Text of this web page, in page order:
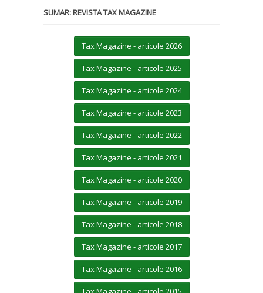
SUMAR: REVISTA TAX MAGAZINE
Tax Magazine - articole 2026
Tax Magazine - articole 2025
Tax Magazine - articole 2024
Tax Magazine - articole 2023
Tax Magazine - articole 2022
Tax Magazine - articole 2021
Tax Magazine - articole 2020
Tax Magazine - articole 2019
Tax Magazine - articole 2018
Tax Magazine - articole 2017
Tax Magazine - articole 2016